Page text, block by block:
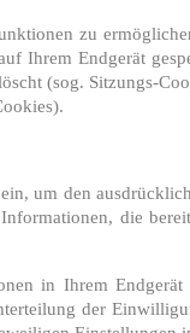
zu
Ihrem Endgerät
(sog. Sitzungs-
um den
die
in Ihrem
der